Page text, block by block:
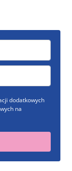
dodatkowych
na